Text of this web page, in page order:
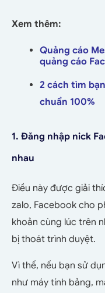
Xem thêm:
Quảng cáo
quảng cáo
2 cách tìm
chuẩn 100%
1. Đăng nhập nick
nhau
Điều này được giải
zalo, Facebook cho
khoản cùng lúc trên
bị thoát trình duyệt.
Vì thế, nếu bạn sử
như máy tính bảng,